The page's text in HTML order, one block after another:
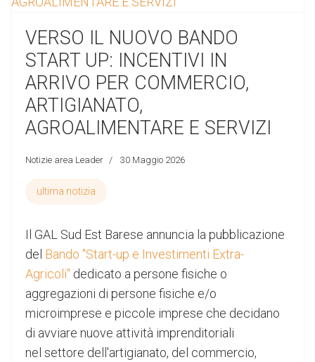
VERSO IL NUOVO BANDO
START UP: INCENTIVI IN
ARRIVO PER COMMERCIO,
ARTIGIANATO,
AGROALIMENTARE E SERVIZI
Notizie area Leader 30 Maggio 2026
ultima notizia
Il GAL Sud Est Barese annuncia la pubblicazione
del Bando "Start-up e Investimenti Extra-
Agricoli" dedicato a persone fisiche o
aggregazioni di persone fisiche e/o
microimprese e piccole imprese che decidano
di avviare nuove attività imprenditoriali
nel settore dell'artigianato, del commercio,